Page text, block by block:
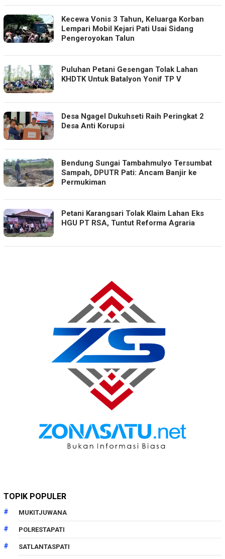
Kecewa Vonis 3 Tahun, Keluarga Korban
Lempari Mobil Kejari Pati Usai Sidang
Pengeroyokan Talun
Puluhan Petani Gesengan Tolak Lahan
KHDTK Untuk Batalyon Yonif TP V
Desa Ngagel Dukuhseti Raih Peringkat 2
Desa Anti Korupsi
Bendung Sungai Tambahmulyo Tersumbat
Sampah, DPUTR Pati: Ancam Banjir ke
Permukiman
Petani Karangsari Tolak Klaim Lahan Eks
HGU PT RSA, Tuntut Reforma Agraria
TOPIK POPULER
MUKITJUWANA
POLRESTAPATI
SATLANTASPATI